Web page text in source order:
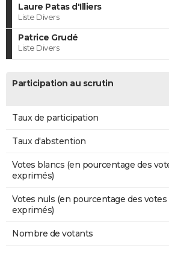
Laure Patas d'Illiers
Liste Divers
Patrice Grudé
Liste Divers
Participation au scrutin
Taux de participation
Taux d'abstention
Votes blancs (en pourcentage des
exprimés)
Votes nuls (en pourcentage des votes
exprimés)
Nombre de votants